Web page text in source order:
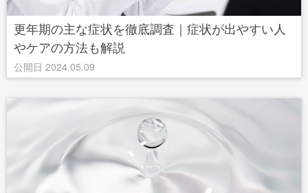
更年期の主な症状を徹底調査｜症状が出やすい人
やケアの方法も解説
公開日 2024.05.09